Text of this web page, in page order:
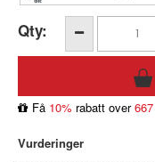
Qty:
Få 10% rabatt over667
Vurderinger